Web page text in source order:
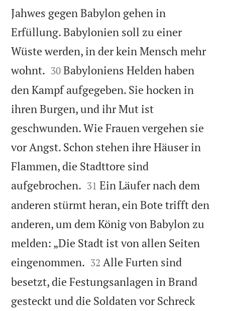
Jahwes gegen Babylon gehen in
Erfüllung. Babylonien soll zu einer
Wüste werden, in der kein Mensch mehr
wohnt. 

30 Babyloniens Helden haben
den Kampf aufgegeben. Sie hocken in
ihren Burgen, und ihr Mut ist
geschwunden. Wie Frauen vergehen sie
vor Angst. Schon stehen ihre Häuser in
Flammen, die Stadttore sind
aufgebrochen. 

31 Ein Läufer nach dem
anderen stürmt heran, ein Bote trifft den
anderen, um dem König von Babylon zu
melden: „Die Stadt ist von allen Seiten
eingenommen. 

32 Alle Furten sind
besetzt, die Festungsanlagen in Brand
gesteckt und die Soldaten vor Schreck